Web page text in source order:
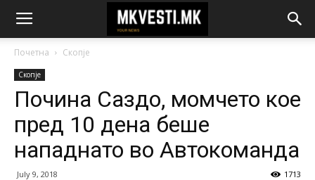
Почетна Скопје
Скопје
Почина Саздо, момчето кое
пред 10 дена беше
нападнато во Автокоманда
July 9, 2018 1713